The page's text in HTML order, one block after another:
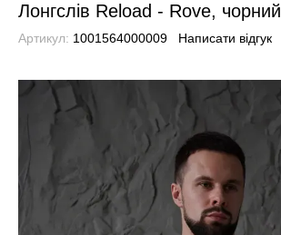
Лонгслів Reload - Rove, чорний
Артикул: 1001564000009 Написати відгук